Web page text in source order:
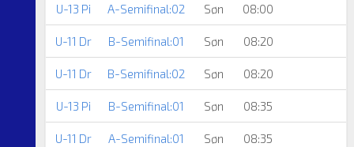
U-13 Pi A-Semifinal:02 Søn 08:00
U-11 Dr B-Semifinal:01 Søn 08:20
U-11 Dr B-Semifinal:02 Søn 08:20
U-13 Pi B-Semifinal:01 Søn 08:35
U-11 Dr A-Semifinal:01 Søn 08:35